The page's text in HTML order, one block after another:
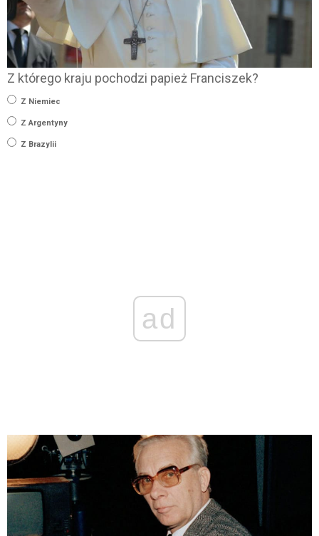
Z którego kraju pochodzi papież Franciszek?
Z Niemiec
Z Argentyny
Z Brazylii
ad